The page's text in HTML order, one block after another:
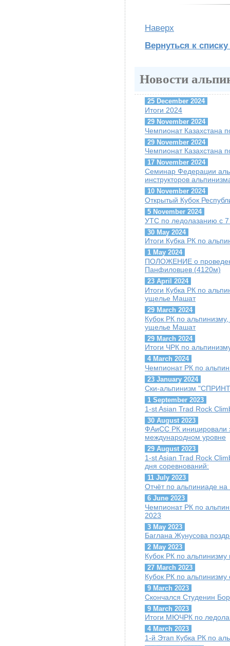
Наверх
Вернуться к списку
Новости
25 December 2024
Итоги 2024
29 November 2024
Чемпионат Казахстана
29 November 2024
Чемпионат Казахстана
17 November 2024
Семинар Федерации
инструкторов
10 November 2024
Открытый Кубок
5 November 2024
УТС по ледолазанию с 7
30 May 2024
Итоги Кубка РК по
1 May 2024
ПОЛОЖЕНИЕ о
Панфиловцев (4120м)
23 April 2024
Итоги Кубка РК по
ущелье Машат
29 March 2024
Кубок РК по
ущелье Машат
29 March 2024
Итоги ЧРК по
4 March 2024
Чемпионат РК по
23 January 2024
Ски-альпинизм
1 September 2023
1-st Asian Trad Rock
30 August 2023
ФАиСС РК иницировали
международном уровне
29 August 2023
1-st Asian Trad Rock
дня соревнований:
11 July 2023
Отчёт по альпиниаде
6 June 2023
Чемпионат РК по
2023
3 May 2023
Баглана Жунусова
2 May 2023
Кубок РК по альпинизму
27 March 2023
Кубок РК по альпинизму
9 March 2023
Скончался Студенин
9 March 2023
Итоги МЮЧРК по
4 March 2023
1-й Этап Кубка РК по